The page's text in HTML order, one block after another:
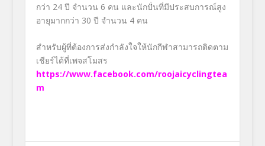
กว่า 24 ปี จำนวน 6 คน และนักปั่นที่มีประสบการณ์สูง
อายุมากกว่า 30 ปี จำนวน 4 คน
สำหรับผู้ที่ต้องการส่งกำลังใจให้นักกีฬาสามารถติดตาม
เชียร์ได้ที่เพจสโมสร
https://www.facebook.com/roojaicyclingtea
m